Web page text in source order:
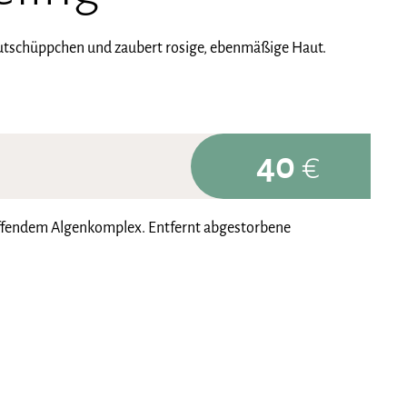
und zaubert rosige, ebenmäßige Haut.
40 €
Algenkomplex. Entfernt abgestorbene